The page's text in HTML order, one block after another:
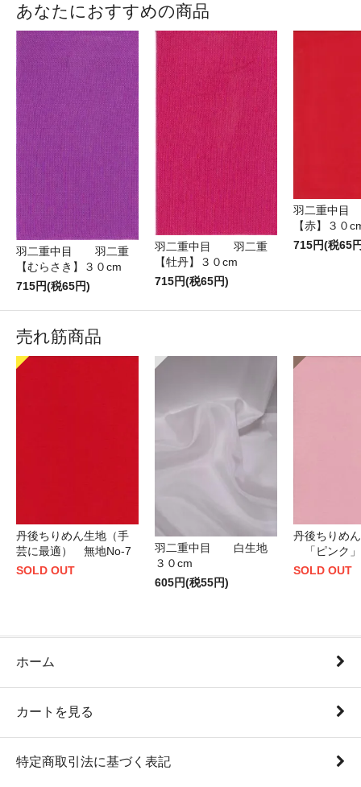
あなたにおすすめの商品
羽二重中目 羽二重
【むらさき】３０cm
715円(税65円)
羽二重中目 羽二重
【牡丹】３０cm
715円(税65円)
羽二重中
【赤】３０
715円(税65
売れ筋商品
丹後ちりめん生地（手
芸に最適） 無地No-7
SOLD OUT
羽二重中目 白生地
３０cm
605円(税55円)
丹後ちりめ
「ピンク」
SOLD OUT
ホーム
カートを見る
特定商取引法に基づく表記